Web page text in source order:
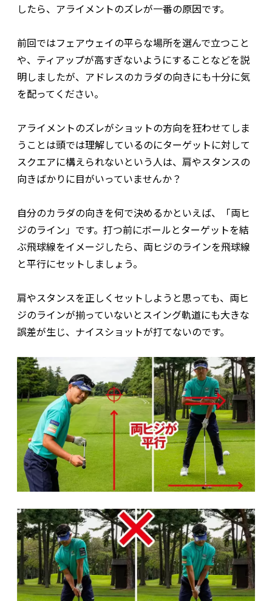
したら、アライメントのズレが一番の原因です。
前回ではフェアウェイの平らな場所を選んで立つこと
や、ティアップが高すぎないようにすることなどを説
明しましたが、アドレスのカラダの向きにも十分に気
を配ってください。
アライメントのズレがショットの方向を狂わせてしま
うことは頭では理解しているのにターゲットに対して
スクエアに構えられないという人は、肩やスタンスの
向きばかりに目がいっていませんか？
自分のカラダの向きを何で決めるかといえば、「両ヒ
ジのライン」です。打つ前にボールとターゲットを結
ぶ飛球線をイメージしたら、両ヒジのラインを飛球線
と平行にセットしましょう。
肩やスタンスを正しくセットしようと思っても、両ヒ
ジのラインが揃っていないとスイング軌道にも大きな
誤差が生じ、ナイスショットが打てないのです。